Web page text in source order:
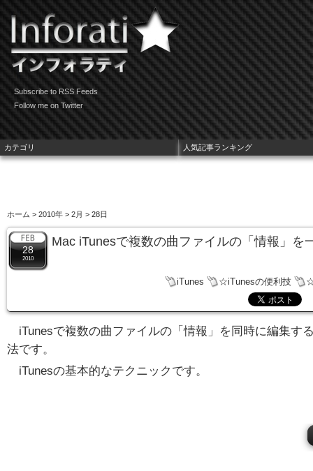
Subscribe to RSS Feeds
Follow me on Twitter
ホーム > 2010年 > 2月 > 28日
28
2010
Mac iTunesで複数の曲ファイルの「情報」を
iTunes ☆iTunesの便利技
iTunesで複数の曲ファイルの「情報」を同時に編集す
法です。
iTunesの基本的なテクニックです。
カテゴリ 人気記事ランキング